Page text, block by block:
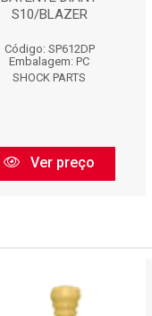
S10/BLAZER
Código: SP612DP
Embalagem: PC
SHOCK PARTS
Ver preço